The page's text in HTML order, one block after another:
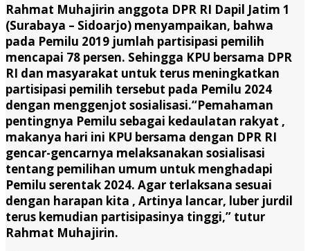
Rahmat Muhajirin anggota DPR RI Dapil Jatim 1
(Surabaya – Sidoarjo) menyampaikan, bahwa
pada Pemilu 2019 jumlah partisipasi pemilih
mencapai 78 persen. Sehingga KPU bersama DPR
RI dan masyarakat untuk terus meningkatkan
partisipasi pemilih tersebut pada Pemilu 2024
dengan menggenjot sosialisasi.“Pemahaman
pentingnya Pemilu sebagai kedaulatan rakyat ,
makanya hari ini KPU bersama dengan DPR RI
gencar-gencarnya melaksanakan sosialisasi
tentang pemilihan umum untuk menghadapi
Pemilu serentak 2024. Agar terlaksana sesuai
dengan harapan kita , Artinya lancar, luber jurdil
terus kemudian partisipasinya tinggi,” tutur
Rahmat Muhajirin.